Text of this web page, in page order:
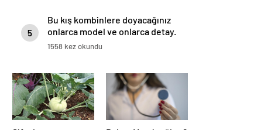
5
Bu kış kombinlere doyacağınız
onlarca model ve onlarca detay.
1558 kez okundu